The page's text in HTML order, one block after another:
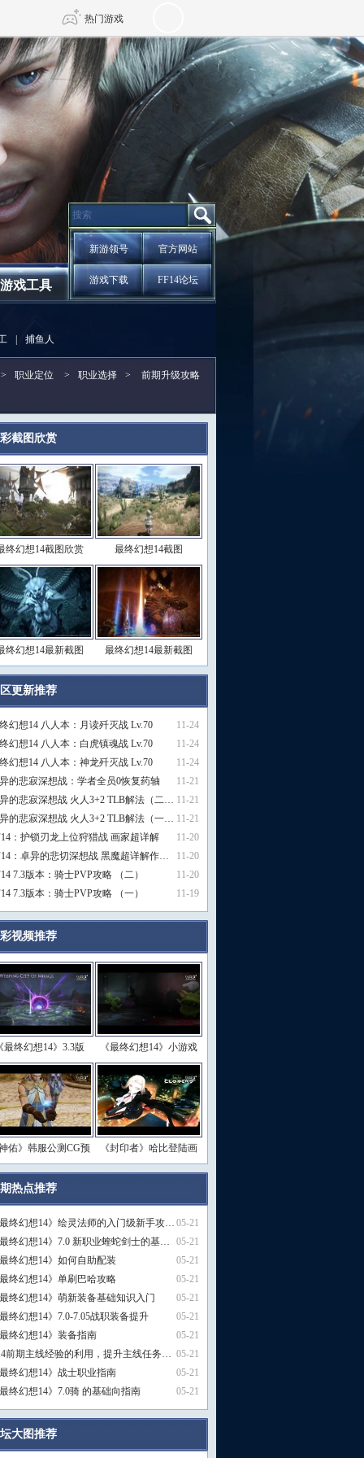
热门游戏
DNF 传奇4
剑网3旗舰版 新天龙八部
诛仙世界 新仙侠5
游戏工具
新游领号 官方网站
游戏下载 FF14论坛
捕鱼人
> 职业定位 > 职业选择 > 前期升级攻略
截图欣赏
更多>>
终幻想14截图欣赏 最终幻想14截图
终幻想14最新截图 最终幻想14最新截图
更新推荐
更多>>
11-24
幻想14 八人本：月读歼灭战 Lv.70
11-24
幻想14 八人本：白虎镇魂战 Lv.70
11-24
幻想14 八人本：神龙歼灭战 Lv.70
11-21
的悲寂深想战：学者全员0恢复药轴
11-21
的悲寂深想战 火人3+2 TLB解法（二…
11-21
的悲寂深想战 火人3+2 TLB解法（一…
11-20
：护锁刃龙上位狩猎战 画家超详解
11-20
：卓异的悲切深想战 黑魔超详解作…
11-20
7.3版本：骑士PVP攻略 （二）
11-19
7.3版本：骑士PVP攻略 （一）
视频推荐
最终幻想14》3.3版 《最终幻想14》小游戏
佑》韩服公测CG预 《封印者》哈比登陆画
热点推荐
更多>>
05-21
终幻想14》绘灵法师的入门级新手攻…
05-21
终幻想14》7.0 新职业蝰蛇剑士的基…
05-21
终幻想14》如何自助配装
05-21
终幻想14》单刷巴哈攻略
05-21
终幻想14》萌新装备基础知识入门
05-21
终幻想14》7.0-7.05战职装备提升
05-21
终幻想14》装备指南
05-21
前期主线经验的利用，提升主线任务…
05-21
终幻想14》战士职业指南
05-21
终幻想14》7.0骑 的基础向指南
大图推荐